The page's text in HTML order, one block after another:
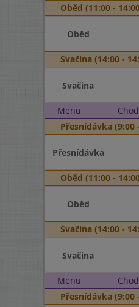
Oběd (11:00 -
Oběd
Svačina (14:00 -
Svačina
Menu Chod
Přesnídávka (9:00
Přesnídávka
Oběd (11:00 -
Oběd
Svačina (14:00 -
Svačina
Menu Chod
Přesnídávka (9:00